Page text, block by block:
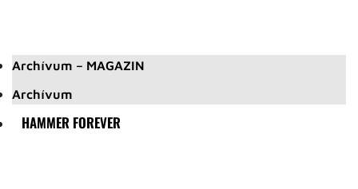
Archívum – MAGAZIN
Archívum
HAMMER FOREVER